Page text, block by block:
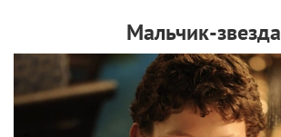
Мальчик-звезда